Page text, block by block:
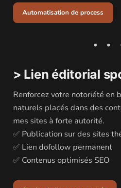
Automatisation de process
> Lien éditorial
Renforcez votre notoriété en
naturels placés dans des
mes sites à forte autorité.
✅ Publication sur des sites
✅ Lien dofollow permanent
✅ Contenus optimisés SEO